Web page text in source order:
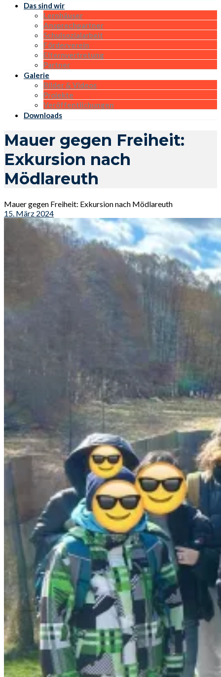
Das sind wir
Lernhäuser
Ansprechpartner
Schulsozialarbeit
Förderverein
Elternvertretung
Partner
Galerie
Bilder & Videos
Projekte
Veröffentlichungen
Downloads
Mauer gegen Freiheit:
Exkursion nach
Mödlareuth
Mauer gegen Freiheit: Exkursion nach Mödlareuth
15. März 2024